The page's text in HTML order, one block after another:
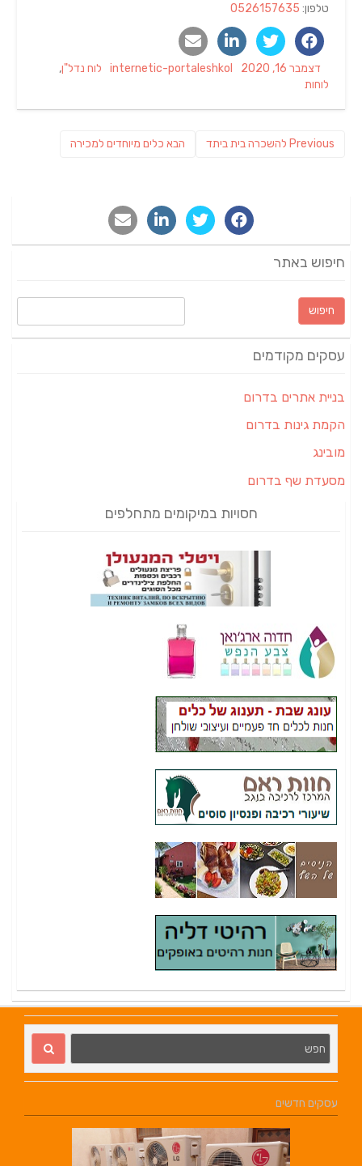
טלפון: 0526157635
Posted
on
דצמבר 16, 2020 Author
internetic-portaleshkol
Categories
לוח נדל"ן,
לוחות
Previous
Previous
להשכרה בית ביתד הבא פוסט
כלים מיוחדים למכירה
חיפוש באתר
חיפוש:
עסקים מקודמים
בניית אתרים בדרום
הקמת גינות בדרום
מובינג
מסעדת שף בדרום
חסויות במיקומים מתחלפים
עסקים חדשים